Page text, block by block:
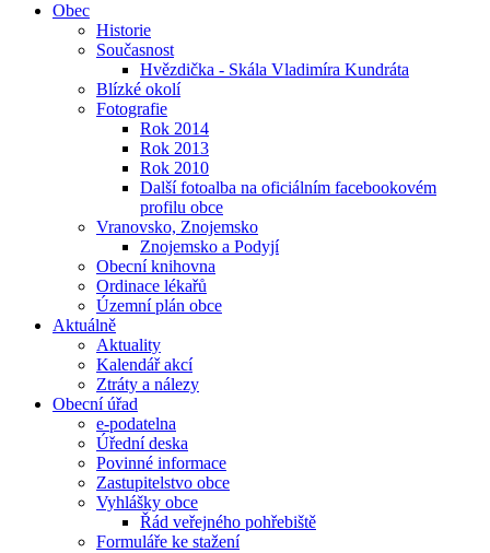
Obec
Historie
Současnost
Hvězdička - Skála Vladimíra Kundráta
Blízké okolí
Fotografie
Rok 2014
Rok 2013
Rok 2010
Další fotoalba na oficiálním facebookovém
profilu obce
Vranovsko, Znojemsko
Znojemsko a Podyjí
Obecní knihovna
Ordinace lékařů
Územní plán obce
Aktuálně
Aktuality
Kalendář akcí
Ztráty a nálezy
Obecní úřad
e-podatelna
Úřední deska
Povinné informace
Zastupitelstvo obce
Vyhlášky obce
Řád veřejného pohřebiště
Formuláře ke stažení